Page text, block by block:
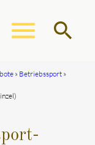
menu search
Betriebssport